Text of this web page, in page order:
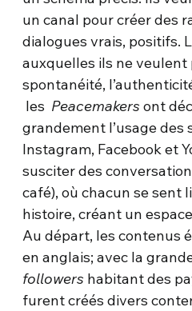
un canal pour créer des
dialogues vrais, positifs.
auxquelles ils ne veulent
spontanéité,
les Peacemakers ont
grandement l’usage des
Instagram, Facebook et
susciter des
café), où chacun se sent
histoire, créant un
Au départ, les contenus
en anglais; avec la
followers habitant des
furent créés divers